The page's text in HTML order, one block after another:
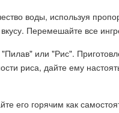
воды, используя
Перемешайте все
или "Рис".
риса, дайте ему
его горячим как